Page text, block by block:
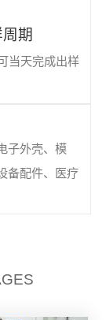
期
当天完成出样
子外壳、模
备配件、医疗